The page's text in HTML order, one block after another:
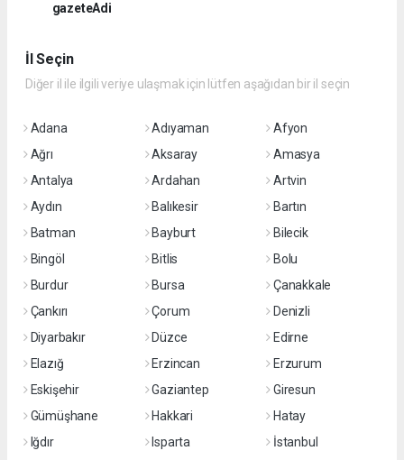
gazeteAdi
İl Seçin
Diğer il ile ilgili veriye ulaşmak için lütfen aşağıdan bir il seçin
Adana Adıyaman
Afyon
Ağrı
Aksaray
Amasya
Antalya
Ardahan
Artvin
Aydın
Balıkesir
Bartın
Batman
Bayburt
Bilecik
Bingöl
Bitlis
Bolu
Burdur
Bursa
Çanakkale
Çankırı
Çorum
Denizli
Diyarbakır
Düzce
Edirne
Elazığ
Erzincan
Erzurum
Eskişehir
Gaziantep
Giresun
Gümüşhane
Hakkari
Hatay
Iğdır
Isparta
İstanbul